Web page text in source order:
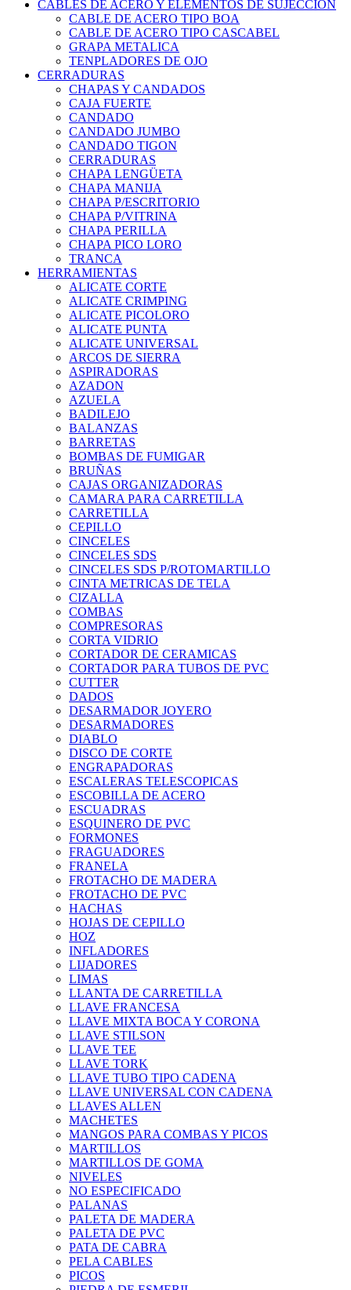
CABLES DE ACERO Y ELEMENTOS DE SUJECCION
CABLE DE ACERO TIPO BOA
CABLE DE ACERO TIPO CASCABEL
GRAPA METALICA
TENPLADORES DE OJO
CERRADURAS
CHAPAS Y CANDADOS
CAJA FUERTE
CANDADO
CANDADO JUMBO
CANDADO TIGON
CERRADURAS
CHAPA LENGÜETA
CHAPA MANIJA
CHAPA P/ESCRITORIO
CHAPA P/VITRINA
CHAPA PERILLA
CHAPA PICO LORO
TRANCA
HERRAMIENTAS
ALICATE CORTE
ALICATE CRIMPING
ALICATE PICOLORO
ALICATE PUNTA
ALICATE UNIVERSAL
ARCOS DE SIERRA
ASPIRADORAS
AZADON
AZUELA
BADILEJO
BALANZAS
BARRETAS
BOMBAS DE FUMIGAR
BRUÑAS
CAJAS ORGANIZADORAS
CAMARA PARA CARRETILLA
CARRETILLA
CEPILLO
CINCELES
CINCELES SDS
CINCELES SDS P/ROTOMARTILLO
CINTA METRICAS DE TELA
CIZALLA
COMBAS
COMPRESORAS
CORTA VIDRIO
CORTADOR DE CERAMICAS
CORTADOR PARA TUBOS DE PVC
CUTTER
DADOS
DESARMADOR JOYERO
DESARMADORES
DIABLO
DISCO DE CORTE
ENGRAPADORAS
ESCALERAS TELESCOPICAS
ESCOBILLA DE ACERO
ESCUADRAS
ESQUINERO DE PVC
FORMONES
FRAGUADORES
FRANELA
FROTACHO DE MADERA
FROTACHO DE PVC
HACHAS
HOJAS DE CEPILLO
HOZ
INFLADORES
LIJADORES
LIMAS
LLANTA DE CARRETILLA
LLAVE FRANCESA
LLAVE MIXTA BOCA Y CORONA
LLAVE STILSON
LLAVE TEE
LLAVE TORK
LLAVE TUBO TIPO CADENA
LLAVE UNIVERSAL CON CADENA
LLAVES ALLEN
MACHETES
MANGOS PARA COMBAS Y PICOS
MARTILLOS
MARTILLOS DE GOMA
NIVELES
NO ESPECIFICADO
PALANAS
PALETA DE MADERA
PALETA DE PVC
PATA DE CABRA
PELA CABLES
PICOS